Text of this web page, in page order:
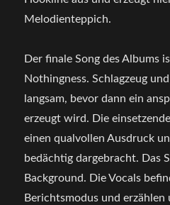
Melodienteppich.
Der finale Song des Albums
Nothingness. Schlagzeug
langsam, bevor dann ein
erzeugt wird. Die
einen qualvollen Ausdruck
bedächtig dargebracht. Das
Background. Die Vocals
Berichtsmodus und